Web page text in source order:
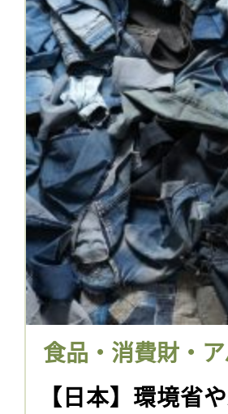
食品・消費財・
【日本】環境省